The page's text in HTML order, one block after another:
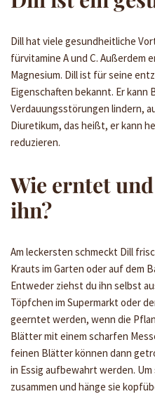
Dill hat viele gesundheitliche
fürvitamine A und C. Außerdem
Magnesium. Dill ist für seine
Eigenschaften bekannt. Er kann
Verdauungsstörungen lindern,
Diuretikum, das heißt, er kann
reduzieren.
Wie erntet
ihn?
Am leckersten schmeckt Dill
Krauts im Garten oder auf dem
Entweder ziehst du ihn selbst
Töpfchen im Supermarkt oder
geerntet werden, wenn die
Blätter mit einem scharfen
feinen Blätter können dann
in Essig aufbewahrt werden.
zusammen und hänge sie